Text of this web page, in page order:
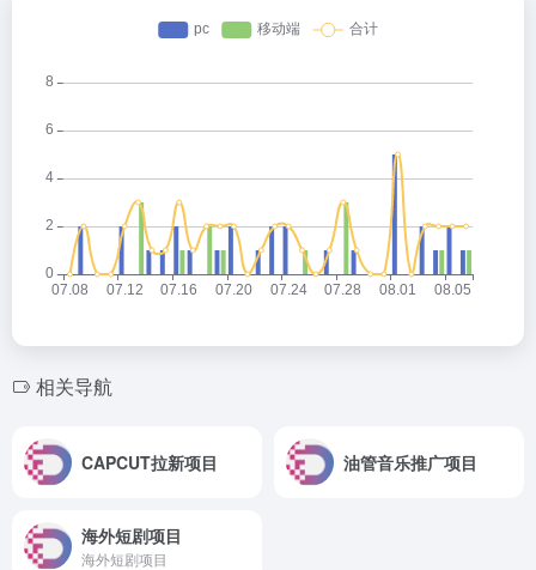
相关导航
CAPCUT拉新项目 油管音乐推广项目
海外短剧项目
海外短剧项目